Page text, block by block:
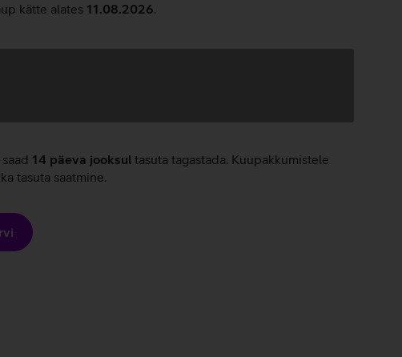
kätte alates 11.08.2026
14 päeva jooksul tasuta tagastada. Kuupakkumistele
tasuta saatmine.